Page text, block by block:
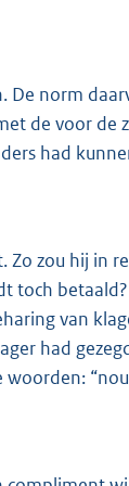
De norm
de voor de
had
zou hij in
toch
van
had